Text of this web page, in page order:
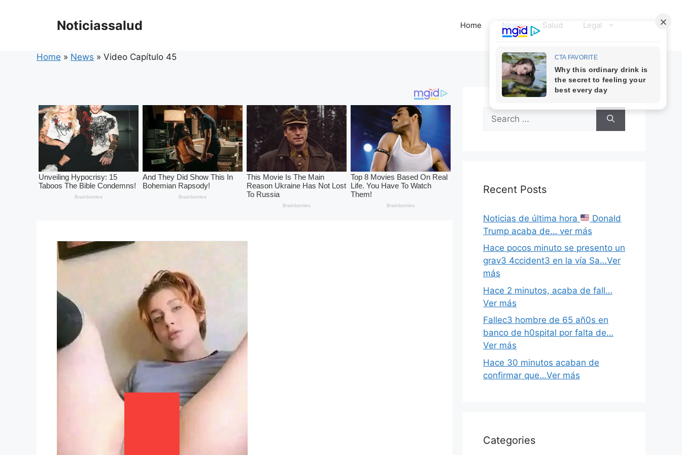
Noticiassalud Home News Salud Legal
Home » News » Video Capítulo 45
Search
for:
Recent Posts
Noticias de última hora
Donald
Trump acaba de… ver más
Hace pocos minuto se presento un
grav3 4ccident3 en la vía Sa…Ver
más
Hace 2 minutos, acaba de fall…
Ver más
Fallec3 hombre de 65 añ0s en
banco de h0spital por falta de…
Ver más
Hace 30 minutos acaban de
confirmar que…Ver más
Categories